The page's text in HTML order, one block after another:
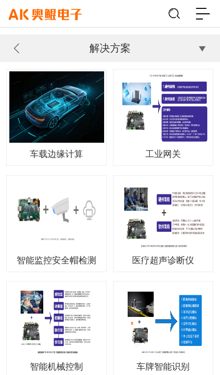
解决方案
车载边缘计算 工业网关
智能监控安全帽检测 医疗超声诊断仪
智能机械控制 车牌智能识别